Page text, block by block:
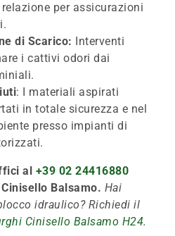
per assicurazioni
di Scarico: Interventi
i cattivi odori dai
: I materiali aspirati
in totale sicurezza e nel
presso impianti di
al +39 02 24416880
Balsamo. Hai
idraulico? Richiedi il
Cinisello Balsamo H24.